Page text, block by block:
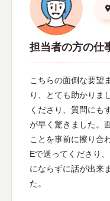
担当者の方の仕
こちらの面倒な要望
り、とても助かりま
くださり、質問にも
が早く驚きました。
ことを事前に擦り合
Eで送ってくださり
にならずに話が出来
た。